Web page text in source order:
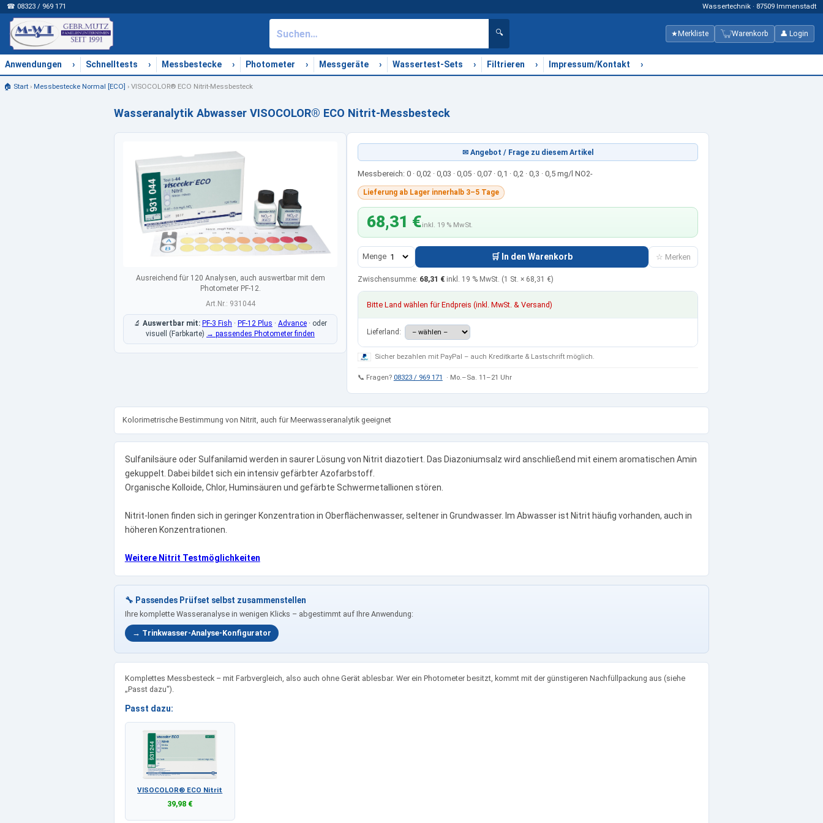
☎ 08323 / 969 171 Wassertechnik · 87509 Immenstadt
🔍 ★ Merkliste Warenkorb 👤 Login
Anwendungen › Schnelltests › Messbestecke › Photometer › Messgeräte › Wassertest-Sets › Filtrieren › Impressum/Kontakt ›
🏠 Start› Messbestecke Normal [ECO] › VISOCOLOR® ECO Nitrit-Messbesteck
Wasseranalytik Abwasser VISOCOLOR® ECO Nitrit-Messbesteck
Ausreichend für 120 Analysen, auch auswertbar mit dem
Photometer PF-12.
Art.Nr.: 931044
🔬 Auswertbar mit: PF-3 Fish · PF-12 Plus · Advance · oder
visuell (Farbkarte) → passendes Photometer finden
✉ Angebot / Frage zu diesem Artikel
Messbereich: 0 · 0,02 · 0,03 · 0,05 · 0,07 · 0,1 · 0,2 · 0,3 · 0,5 mg/l NO2-
Lieferung ab Lager innerhalb 3–5 Tage
68,31 €inkl. 19 % MwSt.
Menge 🛒 In den Warenkorb ☆ Merken
Zwischensumme: 68,31 € inkl. 19 % MwSt. (1 St. × 68,31 €)
Bitte Land wählen für Endpreis (inkl. MwSt. & Versand)
Lieferland:
Sicher bezahlen mit PayPal – auch Kreditkarte & Lastschrift möglich.
📞 Fragen? 08323 / 969 171 · Mo.–Sa. 11–21 Uhr
Kolorimetrische Bestimmung von Nitrit, auch für Meerwasseranalytik geeignet
Sulfanilsäure oder Sulfanilamid werden in saurer Lösung von Nitrit diazotiert. Das Diazoniumsalz wird anschließend mit einem aromatischen Amin
gekuppelt. Dabei bildet sich ein intensiv gefärbter Azofarbstoff.
Organische Kolloide, Chlor, Huminsäuren und gefärbte Schwermetallionen stören.
Nitrit-Ionen finden sich in geringer Konzentration in Oberflächenwasser, seltener in Grundwasser. Im Abwasser ist Nitrit häufig vorhanden, auch in
höheren Konzentrationen.
Weitere Nitrit Testmöglichkeiten
🔧 Passendes Prüfset selbst zusammenstellen
Ihre komplette Wasseranalyse in wenigen Klicks – abgestimmt auf Ihre Anwendung:
→ Trinkwasser-Analyse-Konfigurator
Komplettes Messbesteck – mit Farbvergleich, also auch ohne Gerät ablesbar. Wer ein Photometer besitzt, kommt mit der günstigeren Nachfüllpackung aus (siehe
„Passt dazu").
Passt dazu:
VISOCOLOR® ECO Nitrit
39,98 €